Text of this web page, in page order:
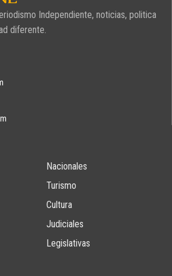
Independiente, noticias, politica
diferente.
Nacionales
Turismo
Cultura
Judiciales
Legislativas